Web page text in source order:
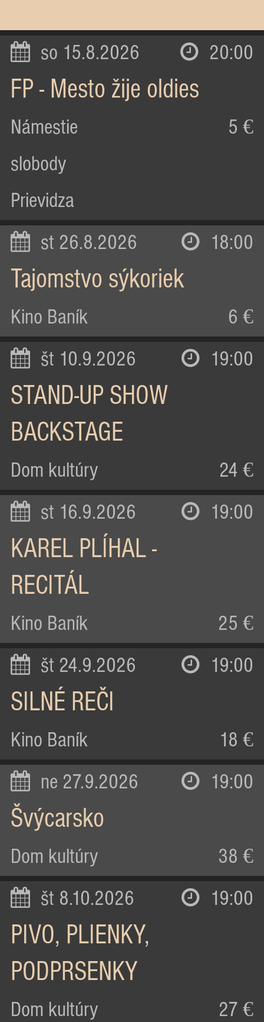
so 15.8.2026 20:00
FP - Mesto žije oldies
Námestie
slobody
Prievidza
5 €
st 26.8.2026 18:00
Tajomstvo sýkoriek
Kino Baník 6 €
št 10.9.2026 19:00
STAND-UP SHOW
BACKSTAGE
Dom kultúry 24 €
st 16.9.2026 19:00
KAREL PLÍHAL -
RECITÁL
Kino Baník 25 €
št 24.9.2026 19:00
SILNÉ REČI
Kino Baník 18 €
ne 27.9.2026 19:00
Švýcarsko
Dom kultúry 38 €
št 8.10.2026 19:00
PIVO, PLIENKY,
PODPRSENKY
Dom kultúry 27 €